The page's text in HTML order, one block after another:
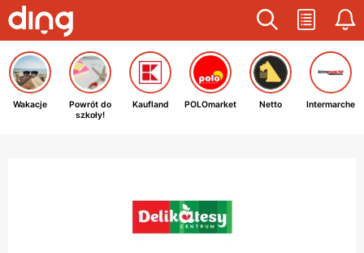
Wakacje
Powrót do
szkoły!
Kaufland POLOmarket Netto Intermarche